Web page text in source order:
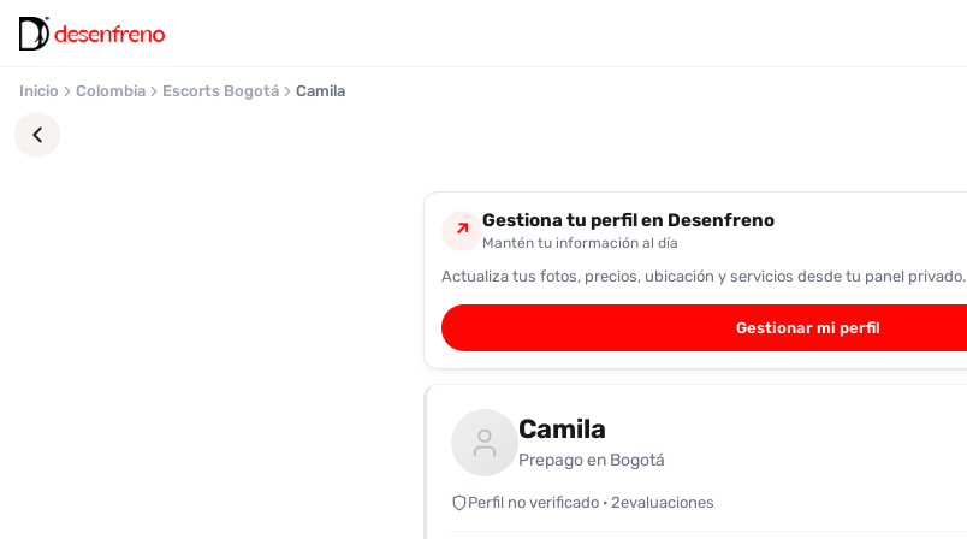
Inicio Colombia Escorts Bogotá Camila
↗ Gestiona tu perfil en Desenfreno
Mantén tu información al día
Actualiza tus fotos, precios, ubicación y servicios desde tu panel privado.
Gestionar mi perfil
Camila
Prepago en Bogotá
Perfil no verificado · 2evaluaciones